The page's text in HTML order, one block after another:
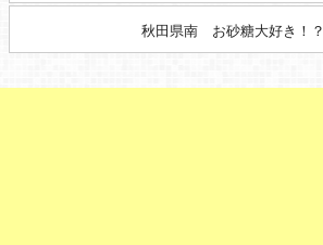
秋田県南 お砂糖大好き！？